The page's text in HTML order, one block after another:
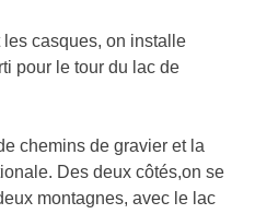
casques, on installe
pour le tour du lac de
chemins de gravier et la
Des deux côtés,on se
montagnes, avec le lac